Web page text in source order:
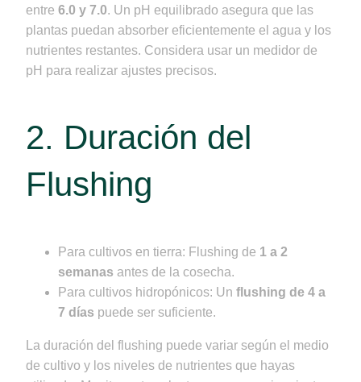
entre 6.0 y 7.0. Un pH equilibrado asegura que las
plantas puedan absorber eficientemente el agua y los
nutrientes restantes. Considera usar un medidor de
pH para realizar ajustes precisos.
2. Duración del
Flushing
Para cultivos en tierra: Flushing de 1 a 2
semanas antes de la cosecha.
Para cultivos hidropónicos: Un flushing de 4 a
7 días puede ser suficiente.
La duración del flushing puede variar según el medio
de cultivo y los niveles de nutrientes que hayas